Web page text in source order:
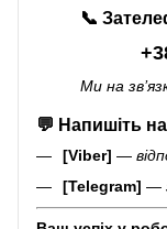
📞
+38
Ми на
💬 Напишіть
[Viber] —
[Telegram] —